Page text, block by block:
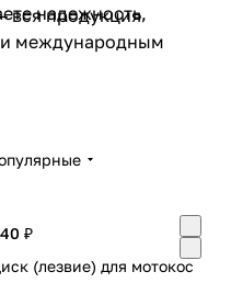
вся продукция
и международным
контроль
HUTER
надежность,
₽
(лезвие) для мотокос
раз в 2 недели